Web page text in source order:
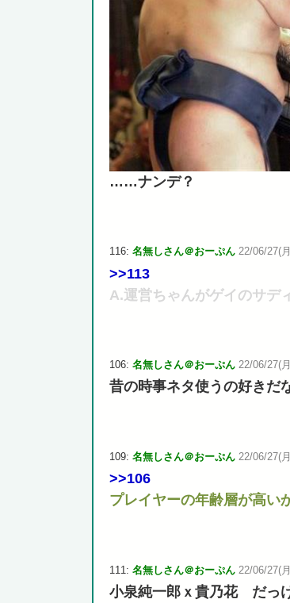
……ナンデ？
116: 名無しさん＠おーぷん 22/06/27(
>>113
A.運営ちゃんがゲイのサデ
106: 名無しさん＠おーぷん 22/06/27(
昔の時事ネタ使うの好きだ
109: 名無しさん＠おーぷん 22/06/27(
>>106
プレイヤーの年齢層が高い
111: 名無しさん＠おーぷん 22/06/27(
小泉純一郎ｘ貴乃花 だっ